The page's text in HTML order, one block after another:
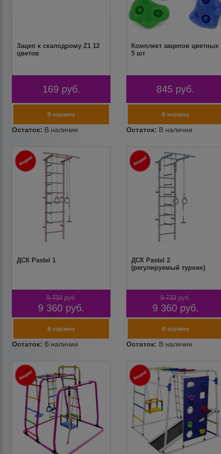
Зацеп к скалодрому Z1 12
цветов
169 руб.
Комплект зацепов цветных
5 шт
845 руб.
ДСК Pastel 1
9 733 руб.
9 360 руб.
ДСК Pastel 2
(регулируемый турник)
9 733 руб.
9 360 руб.